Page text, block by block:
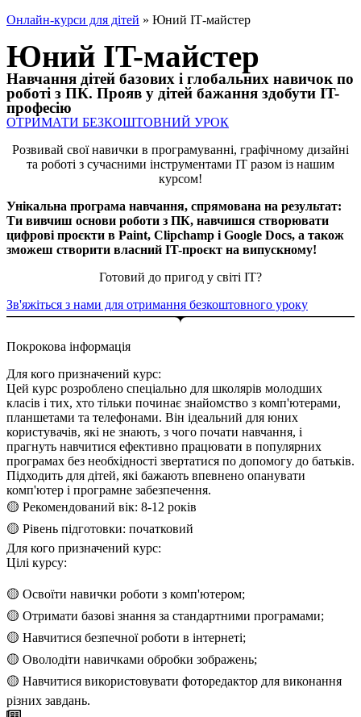
Онлайн-курси для дітей » Юний ІТ-майстер
Юний IT-майстер
Навчання дітей базових і глобальних навичок по
роботі з ПК. Прояв у дітей бажання здобути IT-
професію
ОТРИМАТИ БЕЗКОШТОВНИЙ УРОК
Розвивай свої навички в програмуванні, графічному дизайні
та роботі з сучасними інструментами IT разом із нашим
курсом!
Унікальна програма навчання, спрямована на результат:
Ти вивчиш основи роботи з ПК, навчишся створювати
цифрові проєкти в Paint, Clipchamp і Google Docs, а також
зможеш створити власний IT-проєкт на випускному!
Готовий до пригод у світі IT?
Зв'яжіться з нами для отримання безкоштовного уроку
Покрокова інформація
Для кого призначений курс:
Цей курс розроблено спеціально для школярів молодших
класів і тих, хто тільки починає знайомство з комп'ютерами,
планшетами та телефонами. Він ідеальний для юних
користувачів, які не знають, з чого почати навчання, і
прагнуть навчитися ефективно працювати в популярних
програмах без необхідності звертатися по допомогу до батьків.
Підходить для дітей, які бажають впевнено опанувати
комп'ютер і програмне забезпечення.
🟡 Рекомендований вік: 8-12 років
🟡 Рівень підготовки: початковий
Для кого призначений курс:
Цілі курсу:
🟡 Освоїти навички роботи з комп'ютером;
🟡 Отримати базові знання за стандартними програмами;
🟡 Навчитися безпечної роботи в інтернеті;
🟡 Оволодіти навичками обробки зображень;
🟡 Навчитися використовувати фоторедактор для виконання
різних завдань.